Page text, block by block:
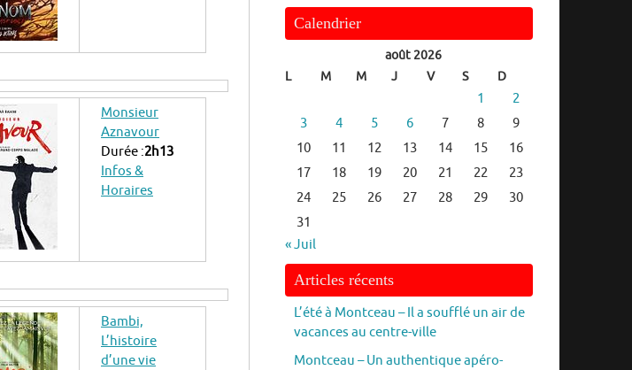
Monsieur
Aznavour
Durée :2h13
Infos &
Horaires
Bambi,
L’histoire
d’une vie
Calendrier
août 2026
L
M M J V S D
1
2
3
4 5 6 7 8
9
10
11 12 13 14 15
16
17
18 19 20 21 22
23
24
25 26 27 28 29
30
31
« Juil
Articles récents
L’été à Montceau – Il a soufflé un air de
vacances au centre-ville
Montceau – Un authentique apéro-